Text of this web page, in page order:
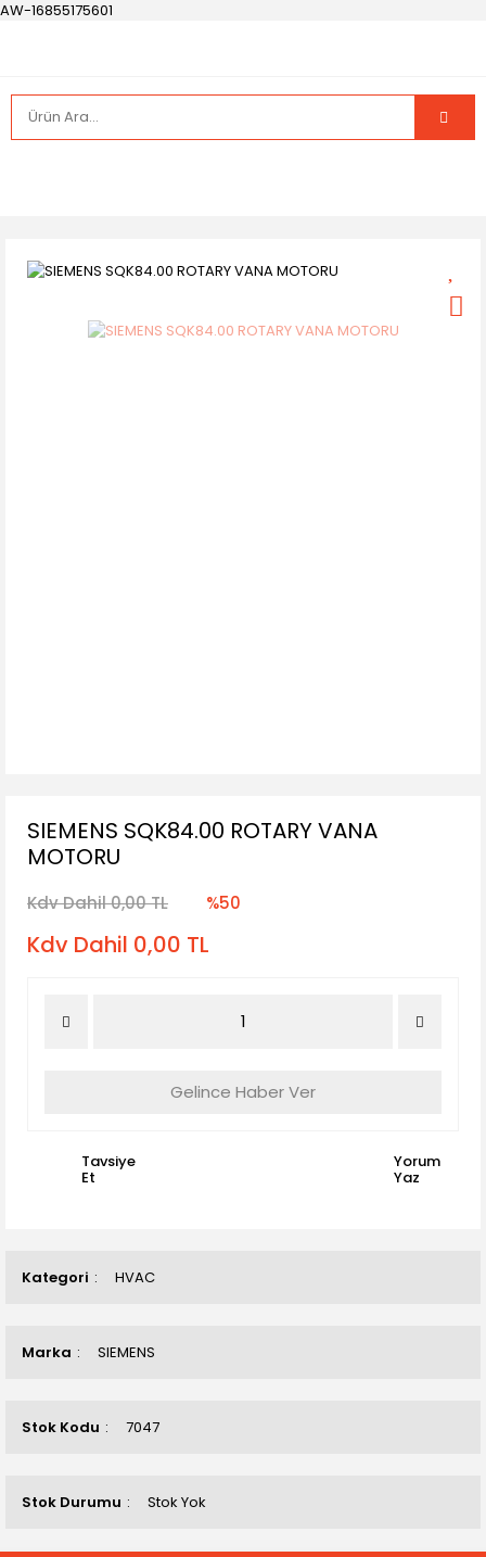
AW-16855175601
Kategori HVAC
Marka SIEMENS
Stok Kodu 7047
Stok Durumu Stok Yok
SIEMENS SQK84.00 ROTARY VANA
MOTORU
Kdv Dahil 0,00 TL %50
Kdv Dahil 0,00 TL
Gelince Haber Ver
Tavsiye
Et
Yorum
Yaz